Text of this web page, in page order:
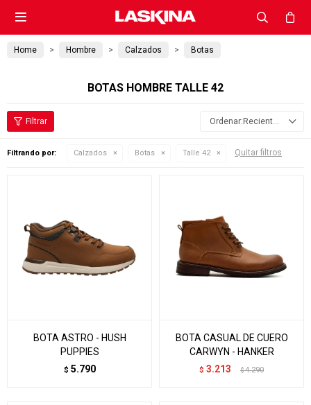

Home Hombre Calzados Botas
BOTAS HOMBRE TALLE 42
Recientes
Filtrando por: Calzados Botas Talle 42 Quitar filtros
BOTA ASTRO - HUSH
PUPPIES
$ 5.790
BOTA CASUAL DE CUERO
CARWYN - HANKER
$ 3.213 $ 4.290